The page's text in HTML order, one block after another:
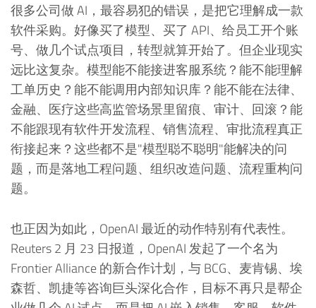
很多公司做 AI，最容易犯的错误，是把它理解成一款
软件采购。好像买了模型、买了 API、给员工开个账
号、做几个试点项目，转型就算开始了。但企业现实
远比这复杂。模型能不能接进客服系统？能不能理解
工单历史？能不能调用内部知识库？能不能在法律、
金融、医疗这些高监管场景里留痕、审计、回滚？能
不能跟现有软件开发流程、销售流程、审批流程真正
衔接起来？这些都不是"模型聪不聪明"能解决的问
题，而是落地工程问题、组织改造问题、流程重构问
题。
也正因为如此，OpenAI 最近的动作特别有代表性。
Reuters 2 月 23 日报道，OpenAI 发起了一个名为
Frontier Alliance 的新合作计划，与 BCG、麦肯锡、埃
森哲、凯捷等咨询巨头深化合作，目标不再只是帮企